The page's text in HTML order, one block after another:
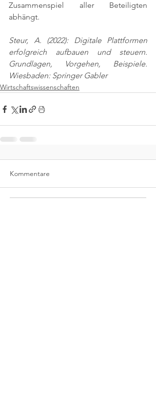
Zusammenspiel aller Beteiligten
abhängt.
Steur, A. (2022): Digitale Plattformen
erfolgreich aufbauen und steuern.
Grundlagen, Vorgehen, Beispiele.
Wiesbaden: Springer Gabler
Wirtschaftswissenschaften
Kommentare